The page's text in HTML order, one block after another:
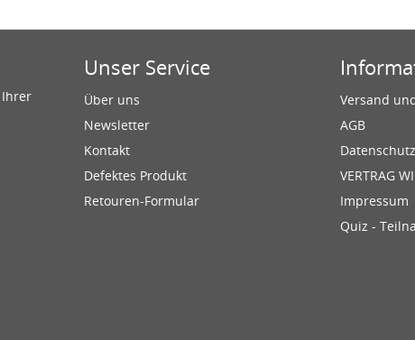
Ihrer
Unser Service
Über uns
Newsletter
Kontakt
Defektes Produkt
Retouren-Formular
Versand
AGB
VERTRAG
Impressum
Quiz -